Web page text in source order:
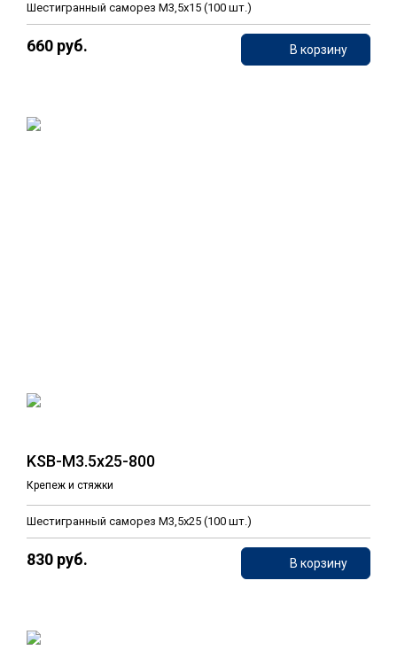
Шестигранный саморез М3,5х15 (100 шт.)
660 руб. В корзину
KSB-M3.5x25-800
Крепеж и стяжки
Шестигранный саморез М3,5х25 (100 шт.)
830 руб. В корзину